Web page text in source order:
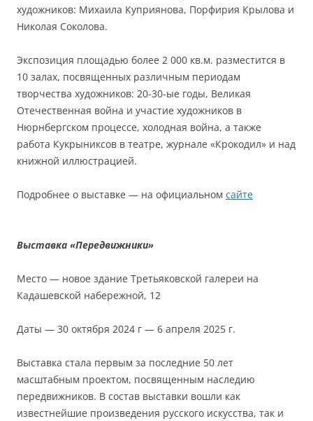
художников: Михаила Куприянова, Порфирия Крылова и
Николая Соколова.
Экспозиция площадью более 2 000 кв.м. разместится в
10 залах, посвященных различным периодам
творчества художников: 20-30-ые годы, Великая
Отечественная война и участие художников в
Нюрнбергском процессе, холодная война, а также
работа Кукрыниксов в театре, журнале «Крокодил» и над
книжной иллюстрацией.
Подробнее о выставке — на официальном сайте
Выставка «Передвижники»
Место — новое здание Третьяковской галереи на
Кадашевской набережной, 12
Даты — 30 октября 2024 г — 6 апреля 2025 г.
Выставка стала первым за последние 50 лет
масштабным проектом, посвященным наследию
передвижников. В состав выставки вошли как
известнейшие произведения русского искусства, так и